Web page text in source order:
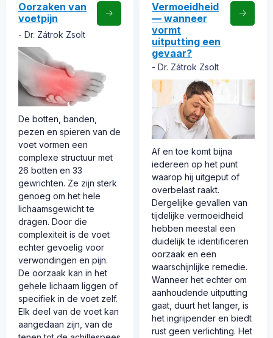
Oorzaken van
voetpijn
Dr. Zátrok Zsolt
De botten, banden,
pezen en spieren van de
voet vormen een
complexe structuur met
26 botten en 33
gewrichten. Ze zijn sterk
genoeg om het hele
lichaamsgewicht te
dragen. Door die
complexiteit is de voet
echter gevoelig voor
verwondingen en pijn.
De oorzaak kan in het
gehele lichaam liggen of
specifiek in de voet zelf.
Elk deel van de voet kan
aangedaan zijn, van de
Vermoeidheid
— wanneer
vormt
uitputting een
gevaar?
Dr. Zátrok Zsolt
Af en toe komt bijna
iedereen op het punt
waarop hij uitgeput of
overbelast raakt.
Dergelijke gevallen van
tijdelijke vermoeidheid
hebben meestal een
duidelijk te identificeren
oorzaak en een
waarschijnlijke remedie.
Wanneer het echter om
aanhoudende uitputting
gaat, duurt het langer, is
het ingrijpender en biedt
rust geen verlichting. Het